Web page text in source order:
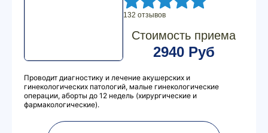
132 отзывов
Стоимость приема
2940 Руб
Проводит диагностику и лечение акушерских и
гинекологических патологий, малые гинекологические
операции, аборты до 12 недель (хирургические и
фармакологические).